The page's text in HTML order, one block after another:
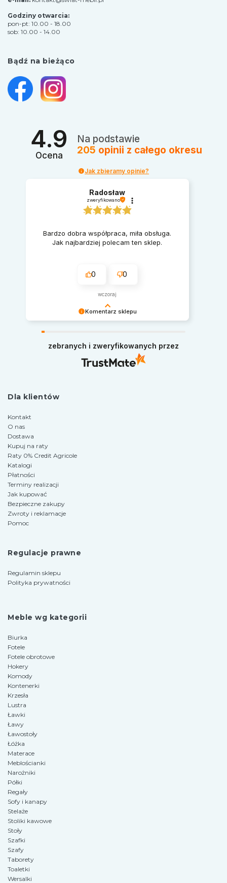
Godziny otwarcia:
pon-pt: 10.00 - 18.00
sob: 10.00 - 14.00
Bądź na bieżąco
4.9
Ocena
Na podstawie
205 opinii z całego okresu
Jak zbieramy opinie?
Komentarz sklepu
w naszym sklepie.
Radosław
zweryfikowano
Bardzo dobra współpraca, miła obsługa.
Jak najbardziej polecam ten sklep.
0 0
wczoraj
zebranych i zweryfikowanych przez
Dla klientów
Kontakt
O nas
Dostawa
Kupuj na raty
Raty 0% Credit Agricole
Katalogi
Płatności
Terminy realizacji
Jak kupować
Bezpieczne zakupy
Zwroty i reklamacje
Pomoc
Regulacje prawne
Regulamin sklepu
Polityka prywatności
Meble wg kategorii
Biurka
Fotele
Fotele obrotowe
Hokery
Komody
Kontenerki
Krzesła
Lustra
Ławki
Ławy
Ławostoły
Łóżka
Materace
Meblościanki
Narożniki
Półki
Regały
Sofy i kanapy
Stelaże
Stoliki kawowe
Stoły
Szafki
Szafy
Taborety
Toaletki
Wersalki